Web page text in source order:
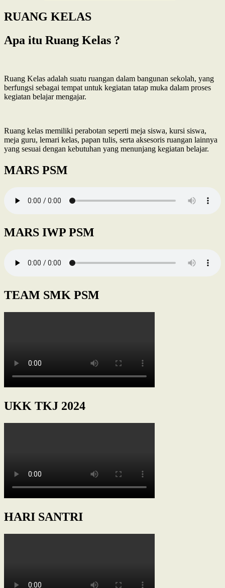
RUANG KELAS
Apa itu Ruang Kelas ?
Ruang Kelas adalah suatu ruangan dalam bangunan sekolah, yang
berfungsi sebagai tempat untuk kegiatan tatap muka dalam proses
kegiatan belajar mengajar.
Ruang kelas memiliki perabotan seperti meja siswa, kursi siswa,
meja guru, lemari kelas, papan tulis, serta aksesoris ruangan lainnya
yang sesuai dengan kebutuhan yang menunjang kegiatan belajar.
MARS PSM
MARS IWP PSM
TEAM SMK PSM
UKK TKJ 2024
HARI SANTRI